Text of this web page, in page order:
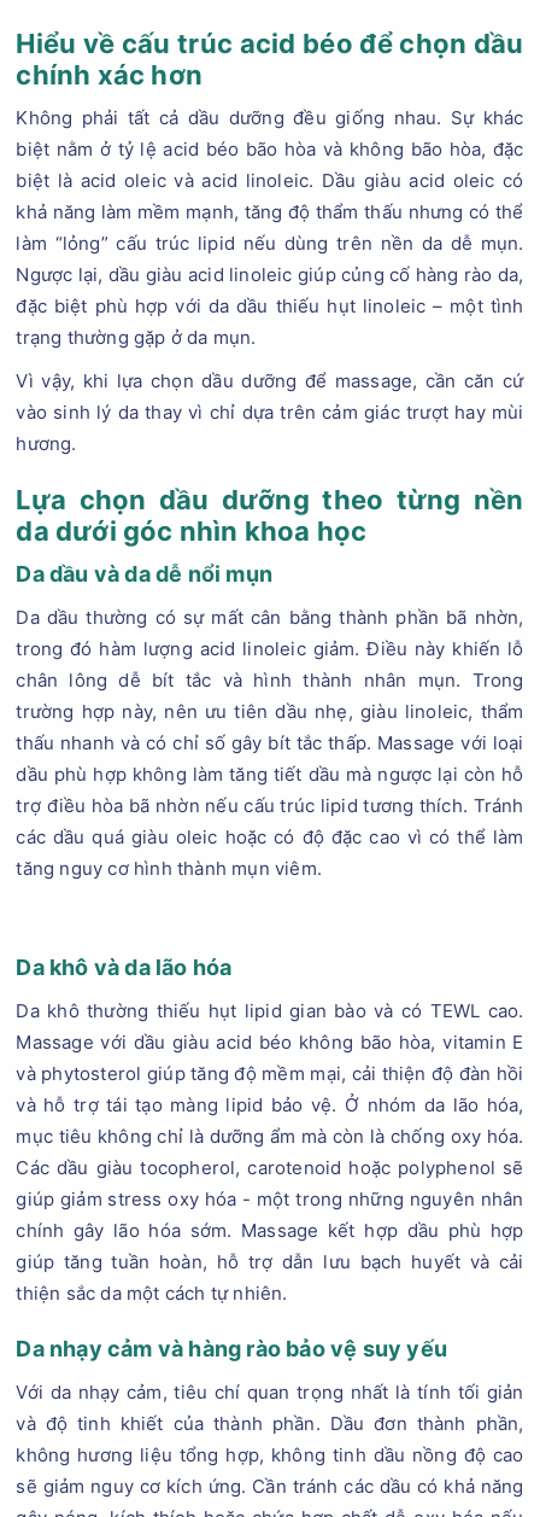
Hiểu về cấu trúc acid béo để chọn dầu
chính xác hơn
Không phải tất cả dầu dưỡng đều giống nhau. Sự khác
biệt nằm ở tỷ lệ acid béo bão hòa và không bão hòa, đặc
biệt là acid oleic và acid linoleic. Dầu giàu acid oleic có
khả năng làm mềm mạnh, tăng độ thẩm thấu nhưng có thể
làm “lỏng” cấu trúc lipid nếu dùng trên nền da dễ mụn.
Ngược lại, dầu giàu acid linoleic giúp củng cố hàng rào da,
đặc biệt phù hợp với da dầu thiếu hụt linoleic – một tình
trạng thường gặp ở da mụn.
Vì vậy, khi lựa chọn dầu dưỡng để massage, cần căn cứ
vào sinh lý da thay vì chỉ dựa trên cảm giác trượt hay mùi
hương.
Lựa chọn dầu dưỡng theo từng nền
da dưới góc nhìn khoa học
Da dầu và da dễ nổi mụn
Da dầu thường có sự mất cân bằng thành phần bã nhờn,
trong đó hàm lượng acid linoleic giảm. Điều này khiến lỗ
chân lông dễ bít tắc và hình thành nhân mụn. Trong
trường hợp này, nên ưu tiên dầu nhẹ, giàu linoleic, thẩm
thấu nhanh và có chỉ số gây bít tắc thấp. Massage với loại
dầu phù hợp không làm tăng tiết dầu mà ngược lại còn hỗ
trợ điều hòa bã nhờn nếu cấu trúc lipid tương thích. Tránh
các dầu quá giàu oleic hoặc có độ đặc cao vì có thể làm
tăng nguy cơ hình thành mụn viêm.
Da khô và da lão hóa
Da khô thường thiếu hụt lipid gian bào và có TEWL cao.
Massage với dầu giàu acid béo không bão hòa, vitamin E
và phytosterol giúp tăng độ mềm mại, cải thiện độ đàn hồi
và hỗ trợ tái tạo màng lipid bảo vệ. Ở nhóm da lão hóa,
mục tiêu không chỉ là dưỡng ẩm mà còn là chống oxy hóa.
Các dầu giàu tocopherol, carotenoid hoặc polyphenol sẽ
giúp giảm stress oxy hóa - một trong những nguyên nhân
chính gây lão hóa sớm. Massage kết hợp dầu phù hợp
giúp tăng tuần hoàn, hỗ trợ dẫn lưu bạch huyết và cải
thiện sắc da một cách tự nhiên.
Da nhạy cảm và hàng rào bảo vệ suy yếu
Với da nhạy cảm, tiêu chí quan trọng nhất là tính tối giản
và độ tinh khiết của thành phần. Dầu đơn thành phần,
không hương liệu tổng hợp, không tinh dầu nồng độ cao
sẽ giảm nguy cơ kích ứng. Cần tránh các dầu có khả năng